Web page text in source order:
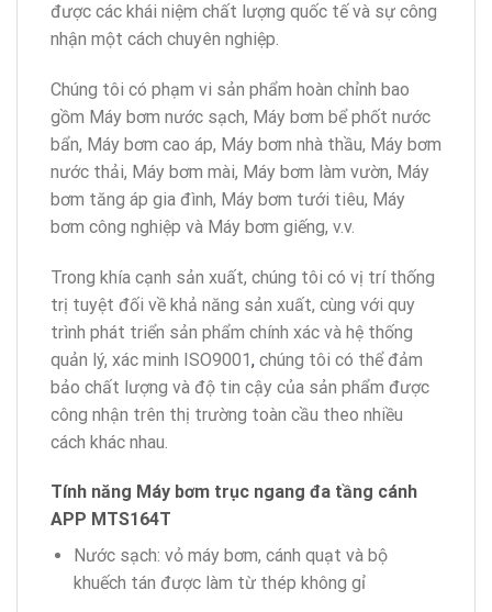
được các khái niệm chất lượng quốc tế và sự công
nhận một cách chuyên nghiệp.
Chúng tôi có phạm vi sản phẩm hoàn chỉnh bao
gồm Máy bơm nước sạch, Máy bơm bể phốt nước
bẩn, Máy bơm cao áp, Máy bơm nhà thầu, Máy bơm
nước thải, Máy bơm mài, Máy bơm làm vườn, Máy
bơm tăng áp gia đình, Máy bơm tưới tiêu, Máy
bơm công nghiệp và Máy bơm giếng, v.v.
Trong khía cạnh sản xuất, chúng tôi có vị trí thống
trị tuyệt đối về khả năng sản xuất, cùng với quy
trình phát triển sản phẩm chính xác và hệ thống
quản lý, xác minh ISO9001, chúng tôi có thể đảm
bảo chất lượng và độ tin cậy của sản phẩm được
công nhận trên thị trường toàn cầu theo nhiều
cách khác nhau.
Tính năng Máy bơm trục ngang đa tầng cánh
APP MTS164T
Nước sạch: vỏ máy bơm, cánh quạt và bộ
khuếch tán được làm từ thép không gỉ